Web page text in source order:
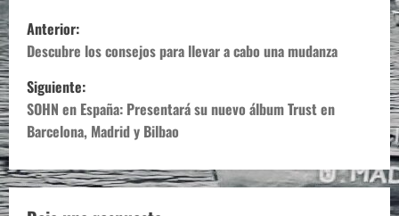
N
a
v
e
g
Anterior:
Descubre los consejos para llevar a cabo una mudanza
Siguiente:
SOHN en España: Presentará su nuevo álbum Trust en
Barcelona, Madrid y Bilbao